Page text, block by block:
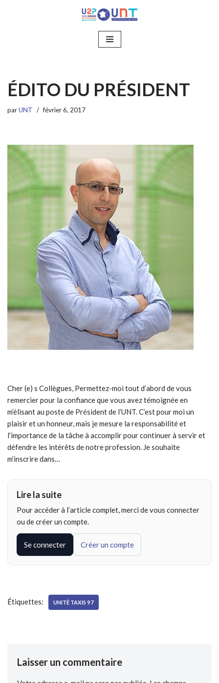
ÉDITO DU PRÉSIDENT
parUNT février 6, 2017
Cher (e) s Collègues, Permettez-moi tout d’abord de vous
remercier pour la confiance que vous avez témoignée en
m’élisant au poste de Président de l’UNT. C’est pour moi un
plaisir et un honneur, mais je mesure la responsabilité et
l’importance de la tâche à accomplir pour continuer à servir et
défendre les intérêts de notre profession. Je souhaite
m’inscrire dans…
Lire la suite
Pour accéder à l’article complet, merci de vous connecter
ou de créer un compte.
Se connecter Créer un compte
Étiquettes: UNITÉ TAXIS 97
Laisser un commentaire